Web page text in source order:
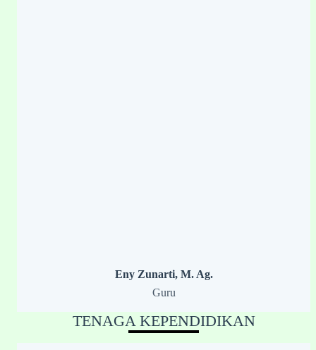
Eny Zunarti, M. Ag.
Guru
TENAGA KEPENDIDIKAN